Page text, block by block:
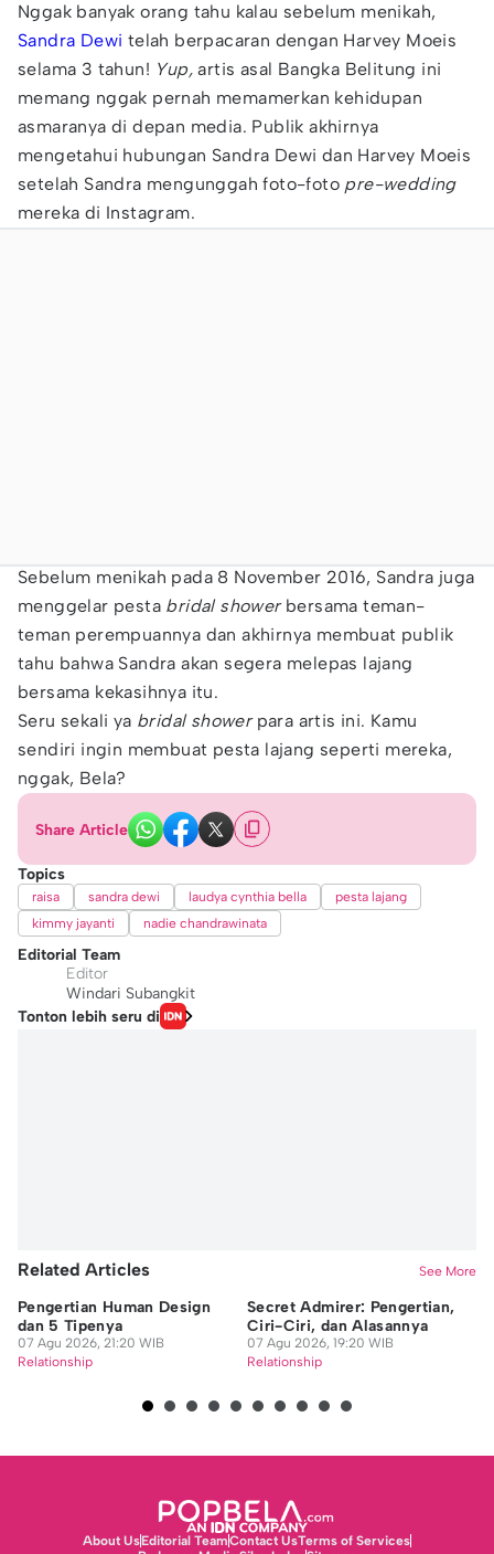
Nggak banyak orang tahu kalau sebelum menikah,
Sandra Dewi telah berpacaran dengan Harvey Moeis
selama 3 tahun! Yup, artis asal Bangka Belitung ini
memang nggak pernah memamerkan kehidupan
asmaranya di depan media. Publik akhirnya
mengetahui hubungan Sandra Dewi dan Harvey Moeis
setelah Sandra mengunggah foto-foto pre-wedding
mereka di Instagram.
Sebelum menikah pada 8 November 2016, Sandra juga
menggelar pesta bridal shower bersama teman-
teman perempuannya dan akhirnya membuat publik
tahu bahwa Sandra akan segera melepas lajang
bersama kekasihnya itu.
Seru sekali ya bridal showerpara artis ini. Kamu
sendiri ingin membuat pesta lajang seperti mereka,
nggak, Bela?
Share Article
Topics
raisa sandra dewi laudya cynthia bella
pesta lajang
kimmy jayanti
nadie chandrawinata
Editorial Team
Editor
Windari Subangkit
Tonton lebih seru di
Related Articles See More
Pengertian Human Design
dan 5 Tipenya
07 Agu 2026, 21:20 WIB
Relationship
Secret Admirer: Pengertian,
Ciri-Ciri, dan Alasannya
07 Agu 2026, 19:20 WIB
Relationship
About UsEditorial TeamContact UsTerms of Services